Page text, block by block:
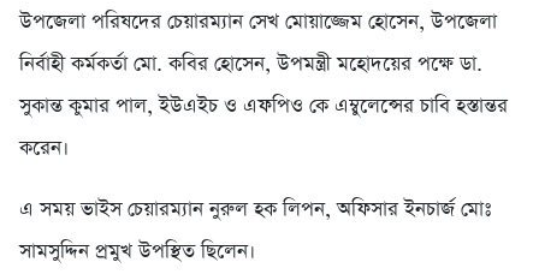
উপজেলা পরিষদের চেয়ারম্যান সেখ মোয়াজ্জেম হোসেন, উপজেলা
নির্বাহী কর্মকর্তা মো. কবির হোসেন, উপমন্ত্রী মহোদয়ের পক্ষে ডা.
সুকান্ত কুমার পাল, ইউএইচ ও এফপিও কে এম্বুলেন্সের চাবি হস্তান্তর
করেন।
এ সময় ভাইস চেয়ারম্যান নুরুল হক লিপন, অফিসার ইনচার্জ মোঃ
সামসুদ্দিন প্রমুখ উপস্থিত ছিলেন।